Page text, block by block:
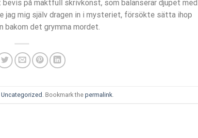
på maktfull skrivkonst, som balanserar djupet med
jag mig själv dragen in i mysteriet, försökte sätta ihop
bakom det grymma mordet.
Uncategorized . Bookmark the permalink.